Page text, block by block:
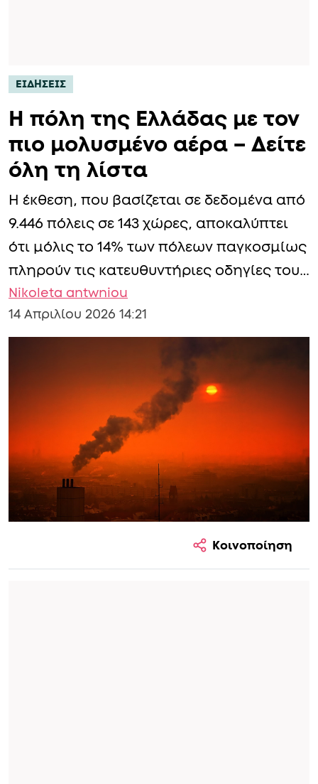
ΕΙΔΗΣΕΙΣ
Η πόλη της Ελλάδας με τον
πιο μολυσμένο αέρα – Δείτε
όλη τη λίστα
Η έκθεση, που βασίζεται σε δεδομένα από
9.446 πόλεις σε 143 χώρες, αποκαλύπτει
ότι μόλις το 14% των πόλεων παγκοσμίως
πληρούν τις κατευθυντήριες οδηγίες του…
Nikoleta antwniou
14 Απριλίου 2026 14:21
Κοινοποίηση